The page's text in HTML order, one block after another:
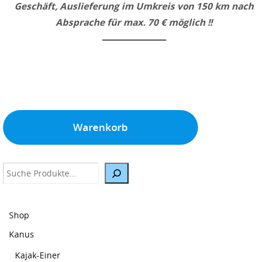
Geschäft, Auslieferung im Umkreis von 150 km nach
Absprache für max. 70 € möglich !!
Warenkorb
Suche
Shop
Kanus
Kajak-Einer